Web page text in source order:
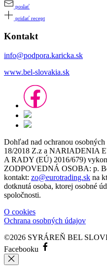
poslať
pridať recept
Kontakt
info@podpora.karicka.sk
www.bel-slovakia.sk
Dohľad nad ochranou
18/2018 Z.z a NARIADENIA
A RADY (EÚ) 2016/679)
ZODPOVEDNÁ OSOBA: p.
kontakt: zo@eurotrading.sk na
dotknutá osoba, ktorej osobné
spoločnosti.
O cookies
Ochrana osobných údajov
©2026 SYRÁREŇ BEL
Facebooku